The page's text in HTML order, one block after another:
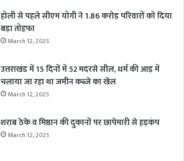
होली से पहले सीएम योगी ने 1.86 करोड़ परिवारों को दिया
बड़ा तोहफा
March 12, 2025
उत्तराखंड में 15 दिनों में 52 मदरसे सील, धर्म की आड़ में
चलाया जा रहा था जमीन कब्जे का खेल
March 12, 2025
शराब ठेके व मिष्ठान की दुकानों पर छापेमारी से हड़कंप
March 12, 2025